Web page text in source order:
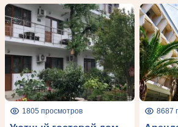
1805 просмотров 8687